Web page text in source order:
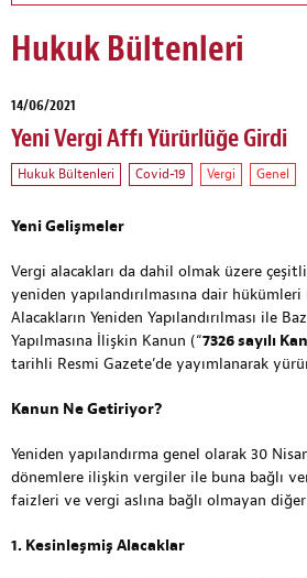
Hukuk Bültenleri
14/06/2021
Yeni Vergi Affı Yürürlüğe Girdi
Hukuk Bültenleri Covid-19 Vergi Genel
Yeni Gelişmeler
Vergi alacakları da dahil olmak üzere çeşitli
yeniden yapılandırılmasına dair hükümleri
Alacakların Yeniden Yapılandırılması ile
Yapılmasına İlişkin Kanun (“7326 sayılı
tarihli Resmi Gazete’de yayımlanarak
Kanun Ne Getiriyor?
Yeniden yapılandırma genel olarak 30
dönemlere ilişkin vergiler ile buna bağlı
faizleri ve vergi aslına bağlı olmayan diğer
1. Kesinleşmiş Alacaklar